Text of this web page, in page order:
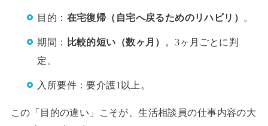
目的： 在宅復帰（自宅へ戻るためのリハビリ） 。
期間： 比較的短い（数ヶ月） 。3ヶ月ごとに判
定。
入所要件：要介護1以上。
この「目的の違い」こそが、生活相談員の仕事内容の大